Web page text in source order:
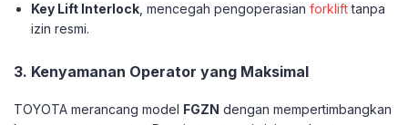
Key Lift Interlock , mencegah pengoperasianforklifttanpa
izin resmi.
3. Kenyamanan Operator yang Maksimal
TOYOTA merancang model FGZN dengan mempertimbangkan